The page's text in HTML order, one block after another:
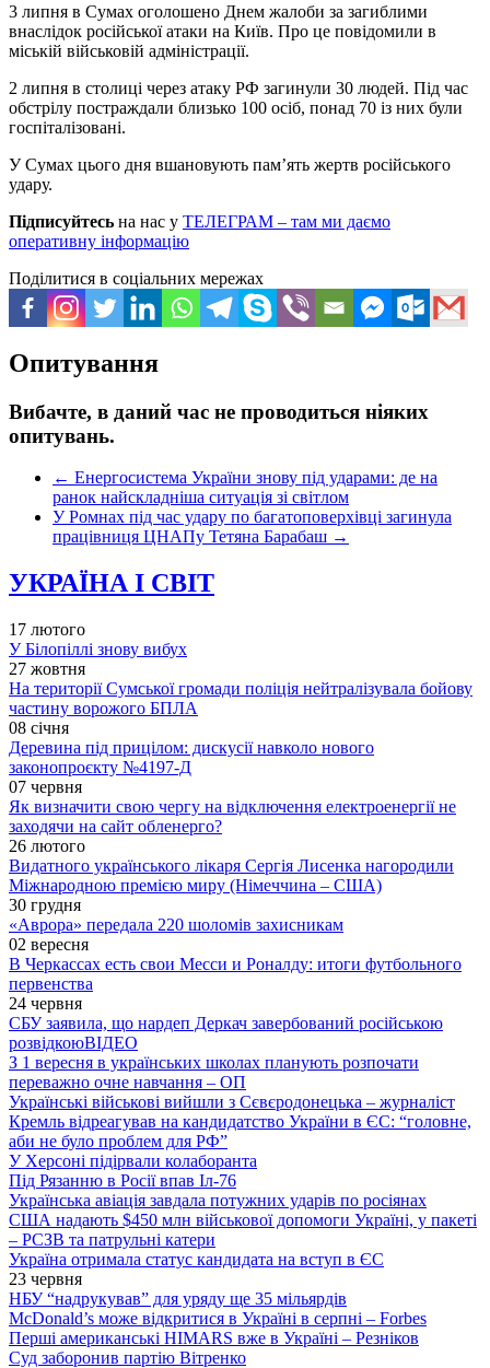
3 липня в Сумах оголошено Днем жалоби за загиблими
внаслідок російської атаки на Київ. Про це повідомили в
міській військовій адміністрації.
2 липня в столиці через атаку РФ загинули 30 людей. Під час
обстрілу постраждали близько 100 осіб, понад 70 із них були
госпіталізовані.
У Сумах цього дня вшановують пам’ять жертв російського
удару.
Підписуйтесь на нас у ТЕЛЕГРАМ – там ми даємо
оперативну інформацію
Поділитися в соціальних мережах
Опитування
Вибачте, в даний час не проводиться ніяких
опитувань.
← Енергосистема України знову під ударами: де на
ранок найскладніша ситуація зі світлом
У Ромнах під час удару по багатоповерхівці загинула
працівниця ЦНАПу Тетяна Барабаш →
УКРАЇНА І СВІТ
17 лютого
У Білопіллі знову вибух
27 жовтня
На території Сумської громади поліція нейтралізувала бойову
частину ворожого БПЛА
08 січня
Деревина під прицілом: дискусії навколо нового
законопроєкту №4197-Д
07 червня
Як визначити свою чергу на відключення електроенергії не
заходячи на сайт обленерго?
26 лютого
Видатного українського лікаря Сергія Лисенка нагородили
Міжнародною премією миру (Німеччина – США)
30 грудня
«Аврора» передала 220 шоломів захисникам
02 вересня
В Черкассах есть свои Месси и Роналду: итоги футбольного
первенства
24 червня
СБУ заявила, що нардеп Деркач завербований російською
розвідкоюВІДЕО
З 1 вересня в українських школах планують розпочати
переважно очне навчання – ОП
Українські військові вийшли з Сєвєродонецька – журналіст
Кремль відреагував на кандидатство України в ЄС: “головне,
аби не було проблем для РФ”
У Херсоні підірвали колаборанта
Під Рязанню в Росії впав Іл-76
Українська авіація завдала потужних ударів по росіянах
США надають $450 млн військової допомоги Україні, у пакеті
– РСЗВ та патрульні катери
Україна отримала статус кандидата на вступ в ЄС
23 червня
НБУ “надрукував” для уряду ще 35 мільярдів
McDonald’s може відкритися в Україні в серпні – Forbes
Перші американські HIMARS вже в Україні – Резніков
Суд заборонив партію Вітренко